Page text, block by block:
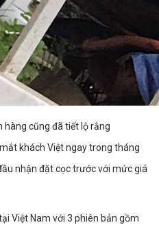
hàng cũng đã tiết lộ rằng
khách Việt ngay trong tháng
nhận đặt cọc trước với mức giá
Việt Nam với 3 phiên bản gồm